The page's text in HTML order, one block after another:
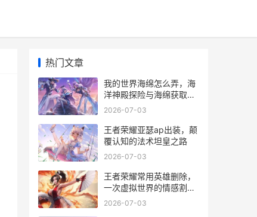
热门文章
我的世界海绵怎么弄，海
洋神殿探险与海绵获取指
南
2026-07-03
王者荣耀亚瑟ap出装，颠
覆认知的法术坦皇之路
2026-07-03
王者荣耀常用英雄删除，
一次虚拟世界的情感割
舍，副标题，当熟悉的身
2026-07-03